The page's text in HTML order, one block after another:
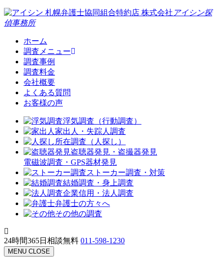
札幌弁護士協同組合特約店 株式会社 アイシン探
偵事務所
ホーム
調査メニュー
調査事例
調査料金
会社概要
よくある質問
お客様の声
浮気調査（行動調査）
家出人・失踪人調査
所在調査（人探し）
盗聴器発見・盗撮器発見
電磁波調査・GPS器材発見
ストーカー調査・対策
結婚調査・身上調査
企業信用・法人調査
弁護士の方々へ
その他の調査
24時間365日相談無料 011-598-1230
MENU CLOSE